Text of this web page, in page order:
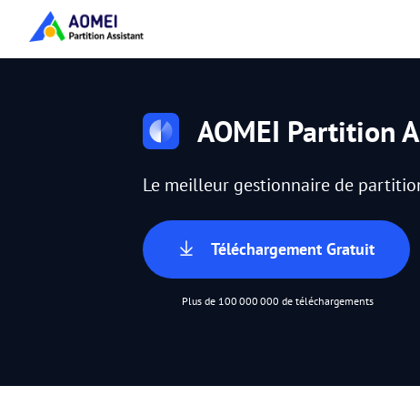
AOMEI Partition
Le meilleur gestionnaire de
Téléchargement Gratuit
Plus de 100 000 000 de téléchargements